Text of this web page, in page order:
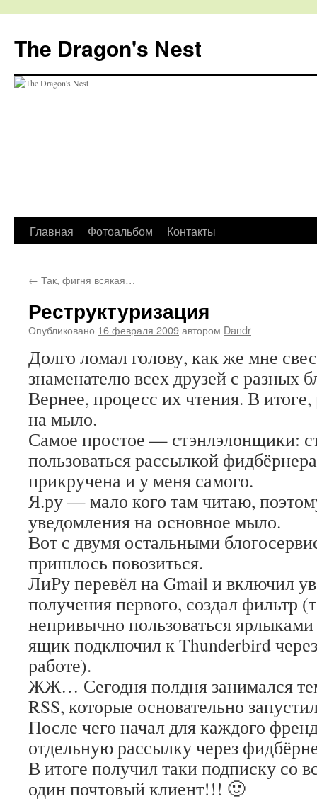
The Dragon's Nest
Перейти
содержимому
Главная Фотоальбом Контакты
← Так, фигня всякая…
Реструктуризация
Опубликовано 16 февраля 2009автором Dandr
Долго ломал голову, как же мне
знаменателю всех друзей с разных
Вернее, процесс их чтения. В
на мыло.
Самое простое — стэнлэлонщики:
пользоваться рассылкой
прикручена и у меня самого.
Я.ру — мало кого там читаю,
уведомления на основное мыло.
Вот с двумя остальными
пришлось повозиться.
ЛиРу перевёл на Gmail и включил
получения первого, создал фильтр
непривычно пользоваться
ящик подключил к Thunderbird
работе).
ЖЖ… Сегодня полдня занимался
RSS, которые основательно
После чего начал для каждого
отдельную рассылку через
В итоге получил таки подписку со
один почтовый клиент!!! 🙂